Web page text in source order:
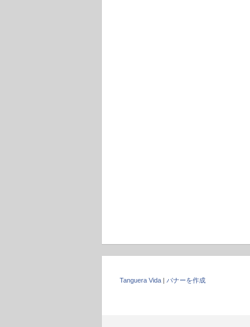
Tanguera Vida | バナーを作成